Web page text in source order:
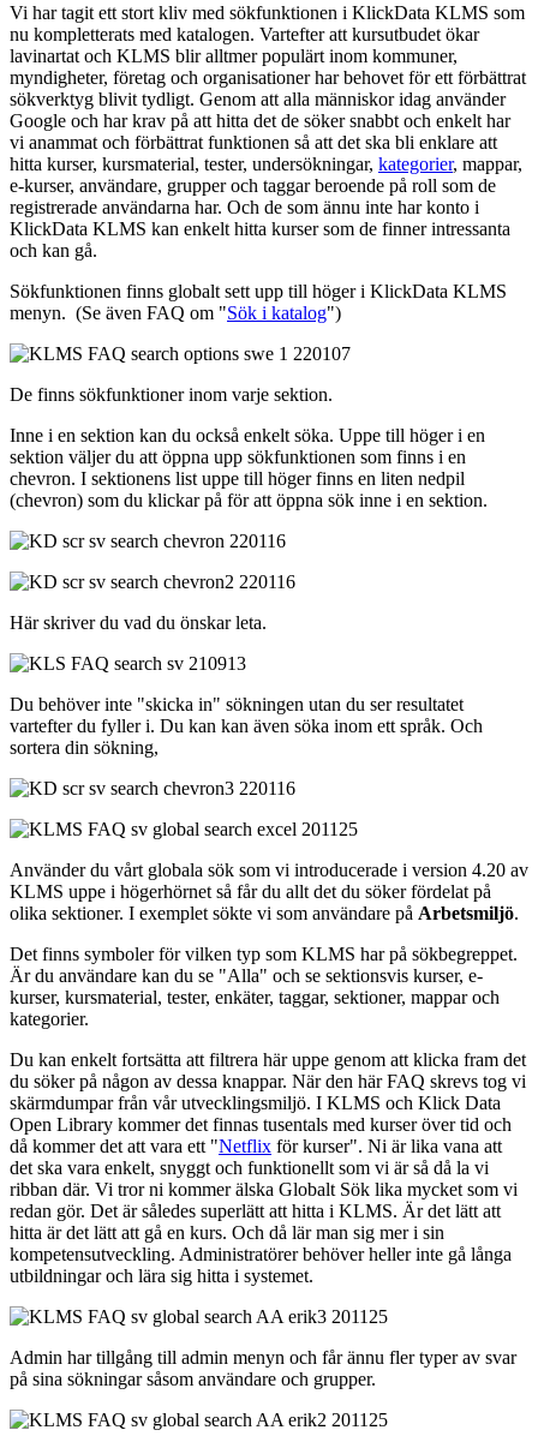
Vi har tagit ett stort kliv med sökfunktionen i KlickData KLMS som
nu kompletterats med katalogen. Vartefter att kursutbudet ökar
lavinartat och KLMS blir alltmer populärt inom kommuner,
myndigheter, företag och organisationer har behovet för ett förbättrat
sökverktyg blivit tydligt. Genom att alla människor idag använder
Google och har krav på att hitta det de söker snabbt och enkelt har
vi anammat och förbättrat funktionen så att det ska bli enklare att
hitta kurser, kursmaterial, tester, undersökningar, kategorier, mappar,
e-kurser, användare, grupper och taggar beroende på roll som de
registrerade användarna har. Och de som ännu inte har konto i
KlickData KLMS kan enkelt hitta kurser som de finner intressanta
och kan gå.
Sökfunktionen finns globalt sett upp till höger i KlickData KLMS
menyn. (Se även FAQ om "Sök i katalog")
De finns sökfunktioner inom varje sektion.
Inne i en sektion kan du också enkelt söka. Uppe till höger i en
sektion väljer du att öppna upp sökfunktionen som finns i en
chevron. I sektionens list uppe till höger finns en liten nedpil
(chevron) som du klickar på för att öppna sök inne i en sektion.
Här skriver du vad du önskar leta.
Du behöver inte "skicka in" sökningen utan du ser resultatet
vartefter du fyller i. Du kan kan även söka inom ett språk. Och
sortera din sökning,
Använder du vårt globala sök som vi introducerade i version 4.20 av
KLMS uppe i högerhörnet så får du allt det du söker fördelat på
olika sektioner. I exemplet sökte vi som användare på Arbetsmiljö.
Det finns symboler för vilken typ som KLMS har på sökbegreppet.
Är du användare kan du se "Alla" och se sektionsvis kurser, e-
kurser, kursmaterial, tester, enkäter, taggar, sektioner, mappar och
kategorier.
Du kan enkelt fortsätta att filtrera här uppe genom att klicka fram det
du söker på någon av dessa knappar. När den här FAQ skrevs tog vi
skärmdumpar från vår utvecklingsmiljö. I KLMS och Klick Data
Open Library kommer det finnas tusentals med kurser över tid och
då kommer det att vara ett "Netflix för kurser". Ni är lika vana att
det ska vara enkelt, snyggt och funktionellt som vi är så då la vi
ribban där. Vi tror ni kommer älska Globalt Sök lika mycket som vi
redan gör. Det är således superlätt att hitta i KLMS. Är det lätt att
hitta är det lätt att gå en kurs. Och då lär man sig mer i sin
kompetensutveckling. Administratörer behöver heller inte gå långa
utbildningar och lära sig hitta i systemet.
Admin har tillgång till admin menyn och får ännu fler typer av svar
på sina sökningar såsom användare och grupper.